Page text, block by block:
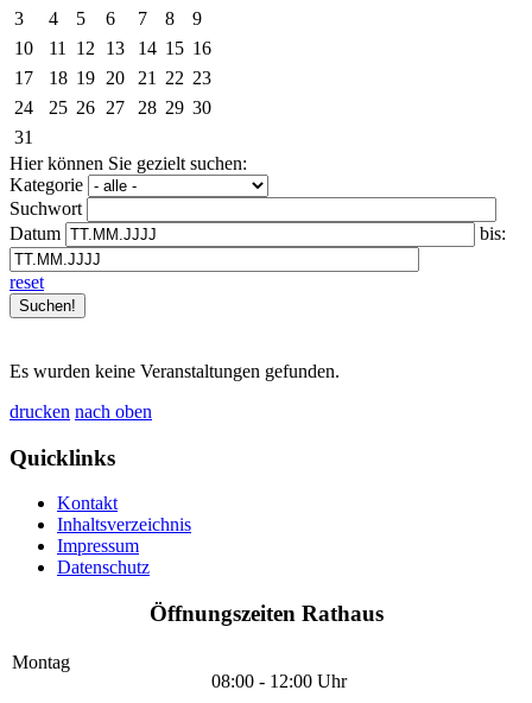
3
4 5 6 7 8
9
10
11 12 13 14 15 16
17
18 19 20 21 22 23
24
25 26 27 28 29 30
31
Hier können Sie gezielt suchen:
Kategorie
Suchwort
Datum
bis:
reset
Es wurden keine Veranstaltungen gefunden.
drucken nach oben
Quicklinks
Kontakt
Inhaltsverzeichnis
Impressum
Datenschutz
Öffnungszeiten Rathaus
Montag
08:00 - 12:00 Uhr